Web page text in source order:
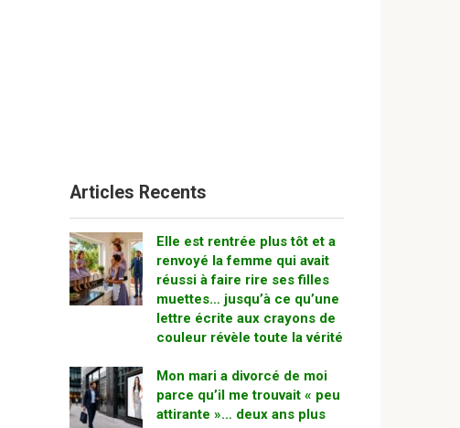
Articles Recents
Elle est rentrée plus tôt et a
renvoyé la femme qui avait
réussi à faire rire ses filles
muettes… jusqu’à ce qu’une
lettre écrite aux crayons de
couleur révèle toute la vérité
Mon mari a divorcé de moi
parce qu’il me trouvait « peu
attirante »… deux ans plus